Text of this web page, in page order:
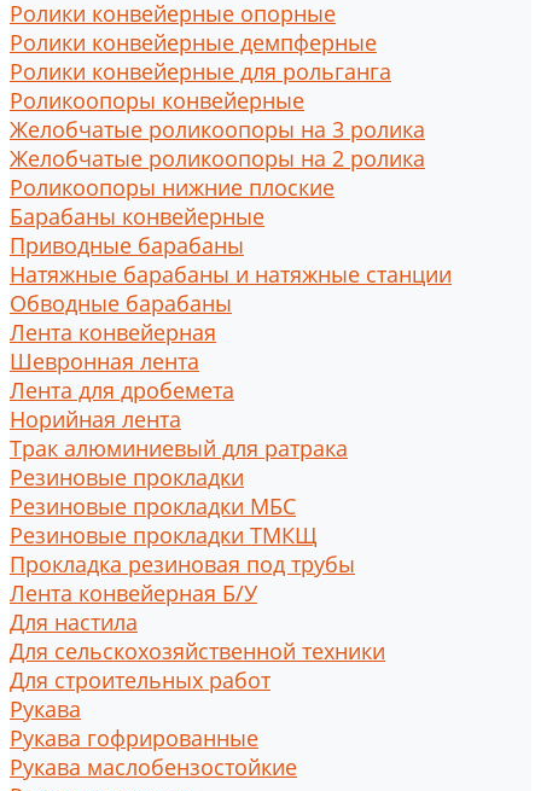
Ролики конвейерные опорные
Ролики конвейерные демпферные
Ролики конвейерные для рольганга
Роликоопоры конвейерные
Желобчатые роликоопоры на 3 ролика
Желобчатые роликоопоры на 2 ролика
Роликоопоры нижние плоские
Барабаны конвейерные
Приводные барабаны
Натяжные барабаны и натяжные станции
Обводные барабаны
Лента конвейерная
Шевронная лента
Лента для дробемета
Норийная лента
Трак алюминиевый для ратрака
Резиновые прокладки
Резиновые прокладки МБС
Резиновые прокладки ТМКЩ
Прокладка резиновая под трубы
Лента конвейерная Б/У
Для настила
Для сельскохозяйственной техники
Для строительных работ
Рукава
Рукава гофрированные
Рукава маслобензостойкие